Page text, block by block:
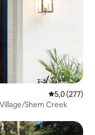
Середня
5,0 (277)
Shem Creek